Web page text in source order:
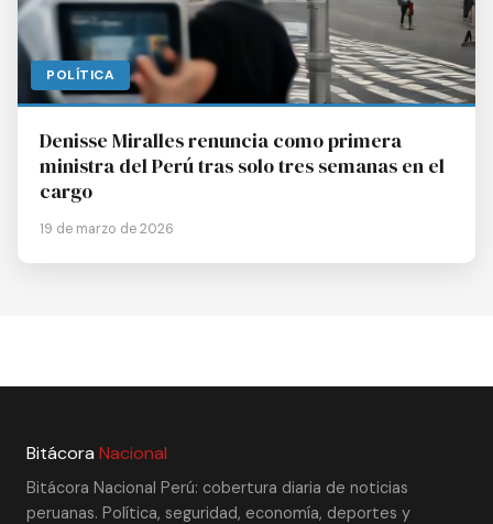
POLÍTICA
Denisse Miralles renuncia como primera
ministra del Perú tras solo tres semanas en el
cargo
19 de marzo de 2026
Bitácora Nacional
Bitácora Nacional Perú: cobertura diaria de noticias
peruanas. Política, seguridad, economía, deportes y